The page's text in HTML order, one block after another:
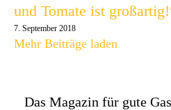
und Tomate ist
7. September 2018
Mehr Beiträge laden
Das Magazin für gute